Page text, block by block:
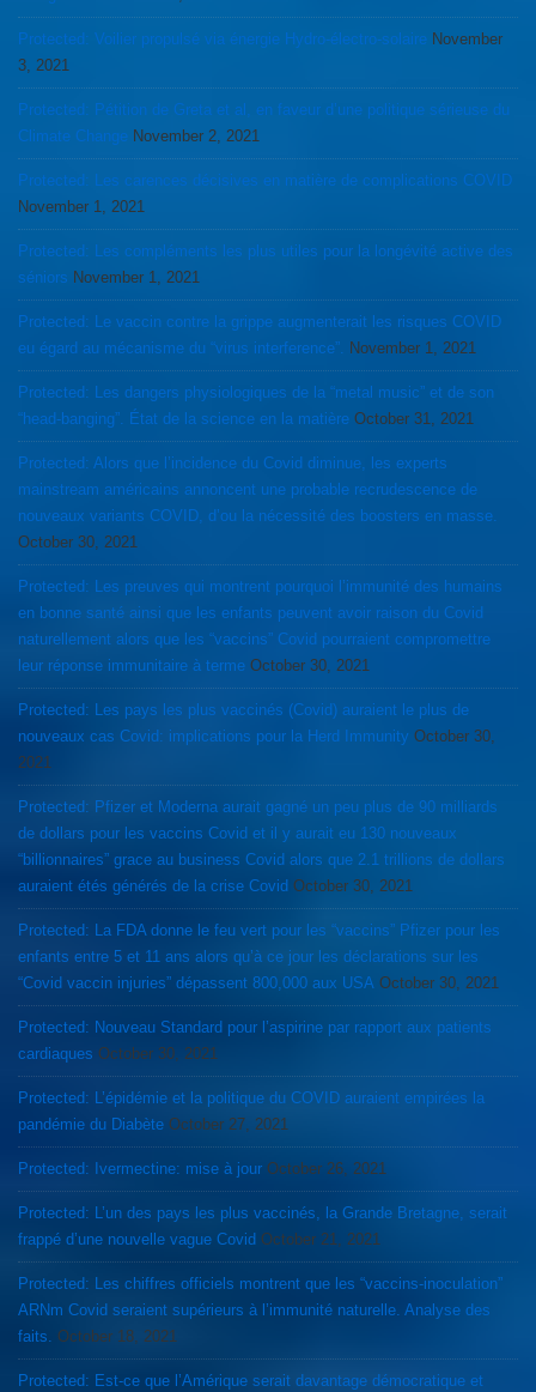
Protected: Voilier propulsé via énergie Hydro-électro-solaire November
3, 2021
Protected: Pétition de Greta et al, en faveur d’une politique sérieuse du
Climate Change November 2, 2021
Protected: Les carences décisives en matière de complications COVID
November 1, 2021
Protected: Les compléments les plus utiles pour la longévité active des
séniors November 1, 2021
Protected: Le vaccin contre la grippe augmenterait les risques COVID
eu égard au mécanisme du “virus interference”. November 1, 2021
Protected: Les dangers physiologiques de la “metal music” et de son
“head-banging”. État de la science en la matière October 31, 2021
Protected: Alors que l’incidence du Covid diminue, les experts
mainstream américains annoncent une probable recrudescence de
nouveaux variants COVID, d’ou la nécessité des boosters en masse.
October 30, 2021
Protected: Les preuves qui montrent pourquoi l’immunité des humains
en bonne santé ainsi que les enfants peuvent avoir raison du Covid
naturellement alors que les “vaccins” Covid pourraient compromettre
leur réponse immunitaire à terme October 30, 2021
Protected: Les pays les plus vaccinés (Covid) auraient le plus de
nouveaux cas Covid: implications pour la Herd Immunity October 30,
2021
Protected: Pfizer et Moderna aurait gagné un peu plus de 90 milliards
de dollars pour les vaccins Covid et il y aurait eu 130 nouveaux
“billionnaires” grace au business Covid alors que 2.1 trillions de dollars
auraient étés générés de la crise Covid October 30, 2021
Protected: La FDA donne le feu vert pour les “vaccins” Pfizer pour les
enfants entre 5 et 11 ans alors qu’à ce jour les déclarations sur les
“Covid vaccin injuries” dépassent 800,000 aux USA October 30, 2021
Protected: Nouveau Standard pour l’aspirine par rapport aux patients
cardiaques October 30, 2021
Protected: L’épidémie et la politique du COVID auraient empirées la
pandémie du Diabète October 27, 2021
Protected: Ivermectine: mise à jour October 26, 2021
Protected: L’un des pays les plus vaccinés, la Grande Bretagne, serait
frappé d’une nouvelle vague Covid October 21, 2021
Protected: Les chiffres officiels montrent que les “vaccins-inoculation”
ARNm Covid seraient supérieurs à l’immunité naturelle. Analyse des
faits.
October 18, 2021
Protected: Est-ce que l’Amérique serait davantage démocratique et